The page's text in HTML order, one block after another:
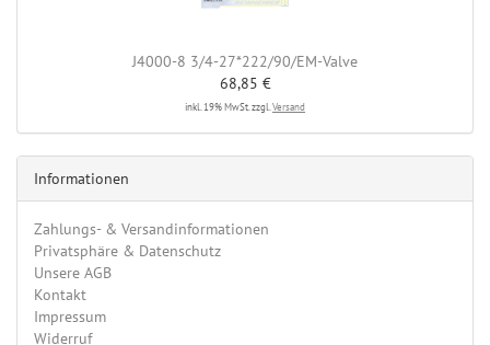
J4000-8 3/4-27*222/90/EM-Valve
68,85 €
inkl. 19% MwSt. zzgl. Versand
Informationen
Zahlungs- & Versandinformationen
Privatsphäre & Datenschutz
Unsere AGB
Kontakt
Impressum
Widerruf